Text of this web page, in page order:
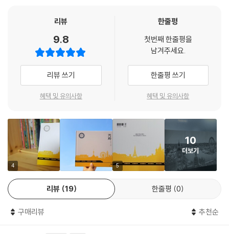
리뷰
9.8
리뷰 쓰기
혜택 및 유의사항
한줄평
첫번째 한줄평을
남겨주세요.
한줄평 쓰기
혜택 및 유의사항
4 5
10
더보기
리뷰 19 한줄평 0
구매리뷰 추천순